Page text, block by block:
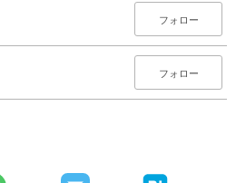
フォロー
フォロー